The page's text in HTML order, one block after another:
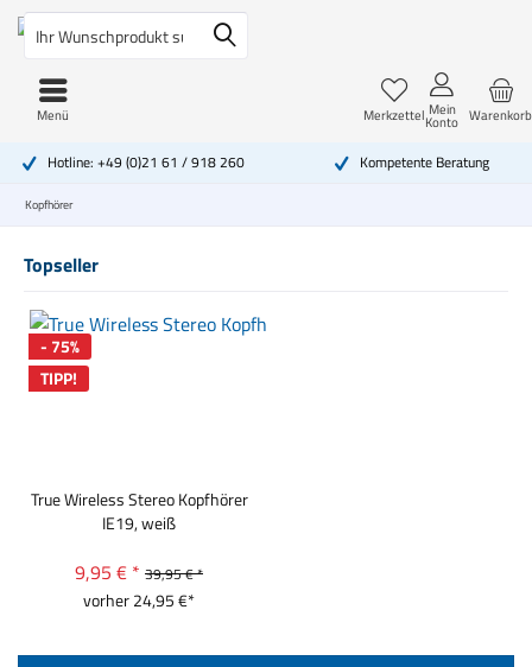
Hotline: +49 (0)21 61 / 918 260 Kompetente Beratung
Warenkorb
Merkzettel Mein
Konto
Menü
Kopfhörer
Topseller
- 75%
TIPP!
True Wireless Stereo Kopfhörer
IE19, weiß
9,95 € * 39,95 € *
vorher 24,95 €*